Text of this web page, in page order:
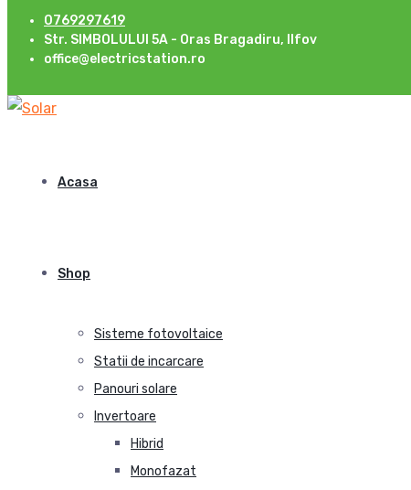
0769297619
Str. SIMBOLULUI 5A - Oras Bragadiru, Ilfov
office@electricstation.ro
Acasa
Shop
Sisteme fotovoltaice
Statii de incarcare
Panouri solare
Invertoare
Hibrid
Monofazat